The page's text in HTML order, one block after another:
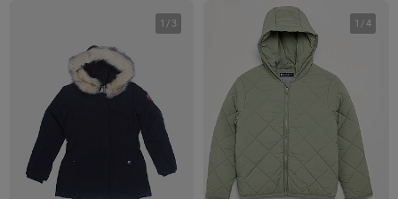
1 / 3 1 /4